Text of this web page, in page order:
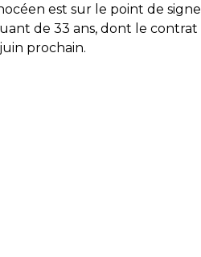
est sur le point de
de 33 ans, dont le contrat
prochain.